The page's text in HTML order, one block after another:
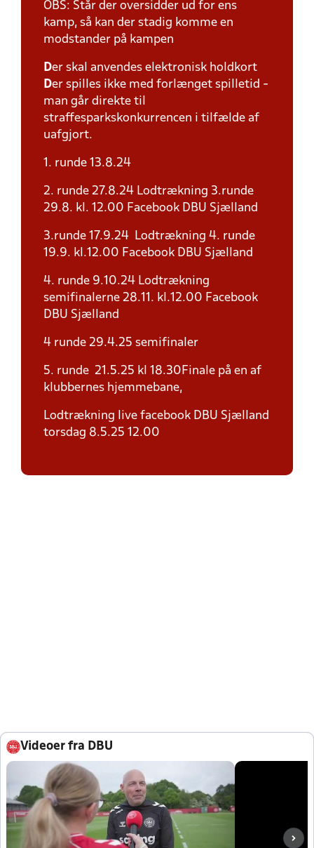
OBS: Står der oversidder ud for ens
kamp, så kan der stadig komme en
modstander på kampen
Der skal anvendes elektronisk holdkort
Der spilles ikke med forlænget spilletid -
man går direkte til
straffesparkskonkurrencen i tilfælde af
uafgjort.
1. runde 13.8.24
2. runde 27.8.24 Lodtrækning 3.runde
29.8. kl. 12.00 Facebook DBU Sjælland
3.runde 17.9.24 Lodtrækning 4. runde
19.9. kl.12.00 Facebook DBU Sjælland
4. runde 9.10.24 Lodtrækning
semifinalerne 28.11. kl.12.00 Facebook
DBU Sjælland
4 runde 29.4.25 semifinaler
5. runde 21.5.25 kl 18.30Finale på en af
klubbernes hjemmebane,
Lodtrækning live facebook DBU Sjælland
torsdag 8.5.25 12.00
Videoer fra DBU